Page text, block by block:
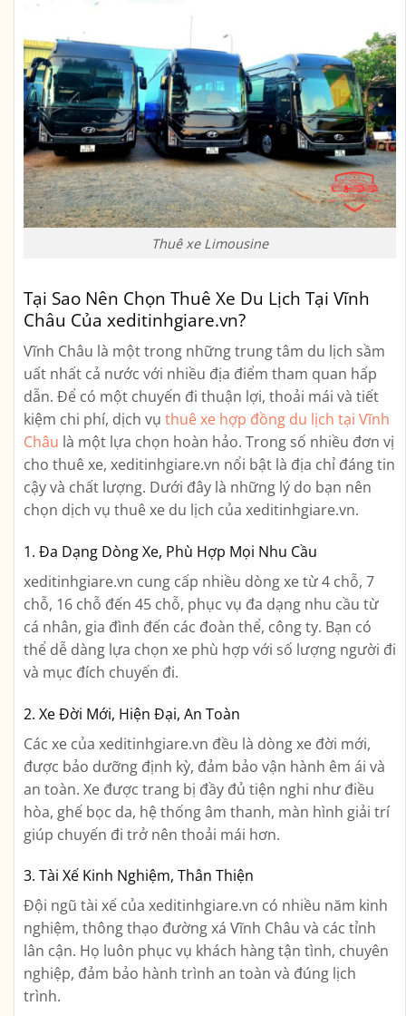
Thuê xe Limousine
Tại Sao Nên Chọn Thuê Xe Du Lịch Tại Vĩnh
Châu Của xeditinhgiare.vn?
Vĩnh Châu là một trong những trung tâm du lịch sầm
uất nhất cả nước với nhiều địa điểm tham quan hấp
dẫn. Để có một chuyến đi thuận lợi, thoải mái và tiết
kiệm chi phí, dịch vụ thuê xe hợp đồng du lịch tại Vĩnh
Châu là một lựa chọn hoàn hảo. Trong số nhiều đơn vị
cho thuê xe, xeditinhgiare.vn nổi bật là địa chỉ đáng tin
cậy và chất lượng. Dưới đây là những lý do bạn nên
chọn dịch vụ thuê xe du lịch của xeditinhgiare.vn.
1. Đa Dạng Dòng Xe, Phù Hợp Mọi Nhu Cầu
xeditinhgiare.vn cung cấp nhiều dòng xe từ 4 chỗ, 7
chỗ, 16 chỗ đến 45 chỗ, phục vụ đa dạng nhu cầu từ
cá nhân, gia đình đến các đoàn thể, công ty. Bạn có
thể dễ dàng lựa chọn xe phù hợp với số lượng người đi
và mục đích chuyến đi.
2. Xe Đời Mới, Hiện Đại, An Toàn
Các xe của xeditinhgiare.vn đều là dòng xe đời mới,
được bảo dưỡng định kỳ, đảm bảo vận hành êm ái và
an toàn. Xe được trang bị đầy đủ tiện nghi như điều
hòa, ghế bọc da, hệ thống âm thanh, màn hình giải trí
giúp chuyến đi trở nên thoải mái hơn.
3. Tài Xế Kinh Nghiệm, Thân Thiện
Đội ngũ tài xế của xeditinhgiare.vn có nhiều năm kinh
nghiệm, thông thạo đường xá Vĩnh Châu và các tỉnh
lân cận. Họ luôn phục vụ khách hàng tận tình, chuyên
nghiệp, đảm bảo hành trình an toàn và đúng lịch
trình.